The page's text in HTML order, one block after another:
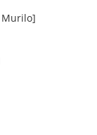
Murilo]